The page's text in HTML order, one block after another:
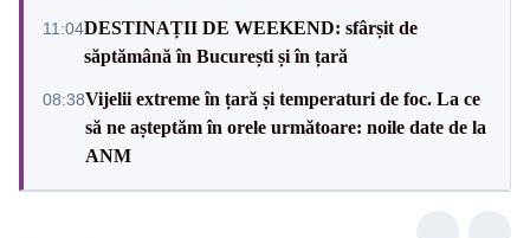
11:04DESTINAȚII DE WEEKEND: sfârșit de
săptămână în București și în țară
08:38Vijelii extreme în țară și temperaturi de foc. La ce
să ne așteptăm în orele următoare: noile date de la
ANM